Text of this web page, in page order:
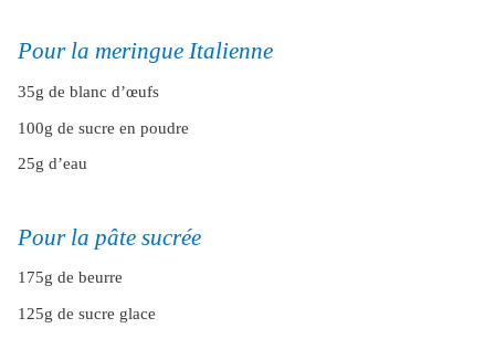
Pour la meringue Italienne
35g de blanc d’œufs
100g de sucre en poudre
25g d’eau
Pour la pâte sucrée
175g de beurre
125g de sucre glace